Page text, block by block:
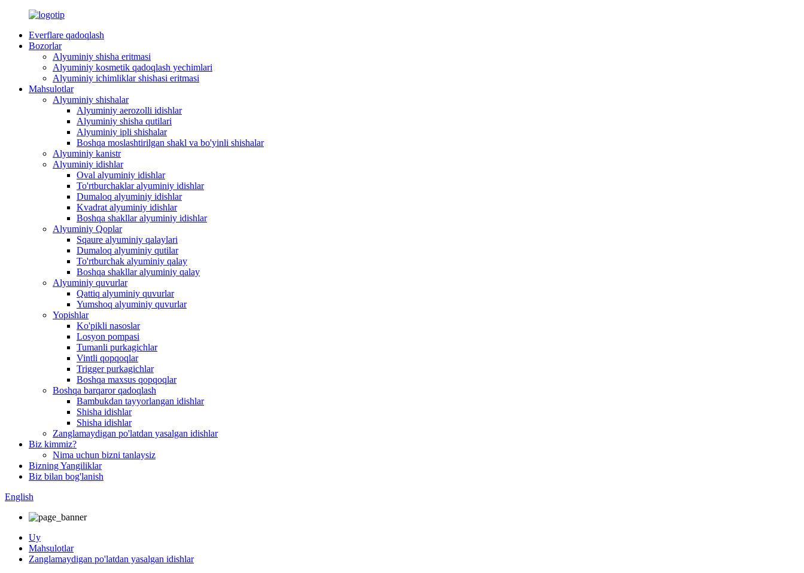
Everflare qadoqlash
Bozorlar
Alyuminiy shisha eritmasi
Alyuminiy kosmetik qadoqlash yechimlari
Alyuminiy ichimliklar shishasi eritmasi
Mahsulotlar
Alyuminiy shishalar
Alyuminiy aerozolli idishlar
Alyuminiy shisha qutilari
Alyuminiy ipli shishalar
Boshqa moslashtirilgan shakl va bo'yinli shishalar
Alyuminiy kanistr
Alyuminiy idishlar
Oval alyuminiy idishlar
To'rtburchaklar alyuminiy idishlar
Dumaloq alyuminiy idishlar
Kvadrat alyuminiy idishlar
Boshqa shakllar alyuminiy idishlar
Alyuminiy Qoplar
Sqaure alyuminiy qalaylari
Dumaloq alyuminiy qutilar
To'rtburchak alyuminiy qalay
Boshqa shakllar alyuminiy qalay
Alyuminiy quvurlar
Qattiq alyuminiy quvurlar
Yumshoq alyuminiy quvurlar
Yopishlar
Ko'pikli nasoslar
Losyon pompasi
Tumanli purkagichlar
Vintli qopqoqlar
Trigger purkagichlar
Boshqa maxsus qopqoqlar
Boshqa barqaror qadoqlash
Bambukdan tayyorlangan idishlar
Shisha idishlar
Shisha idishlar
Zanglamaydigan po'latdan yasalgan idishlar
Biz kimmiz?
Nima uchun bizni tanlaysiz
Bizning Yangiliklar
Biz bilan bog'lanish
English
Uy
Mahsulotlar
Zanglamaydigan po'latdan yasalgan idishlar